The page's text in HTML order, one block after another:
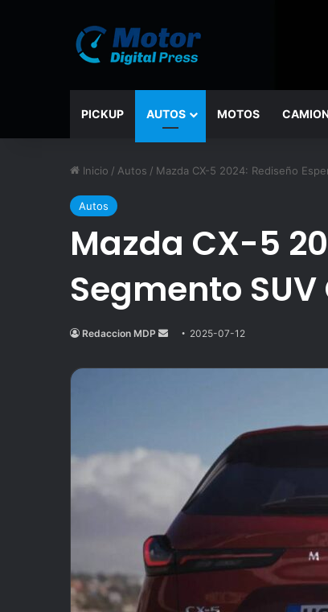
PICKUP AUTOS MOTOS
Inicio / Autos / Mazda CX-5 2024: Rediseño
Autos
Mazda CX-5
Segmento
Redaccion MDP
Send
email
2025-07-12